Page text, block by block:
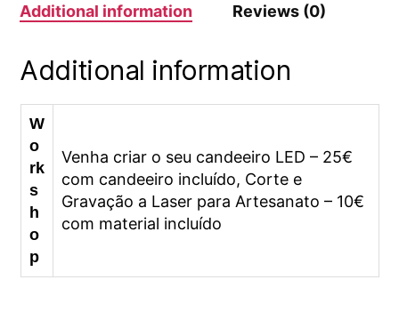
Additional information Reviews (0)
Additional information
W
o
rk
s
h
o
p
Venha criar o seu candeeiro LED – 25€
com candeeiro incluído, Corte e
Gravação a Laser para Artesanato – 10€
com material incluído